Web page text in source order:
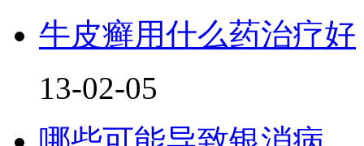
牛皮癣用什么药治疗好
13-02-05